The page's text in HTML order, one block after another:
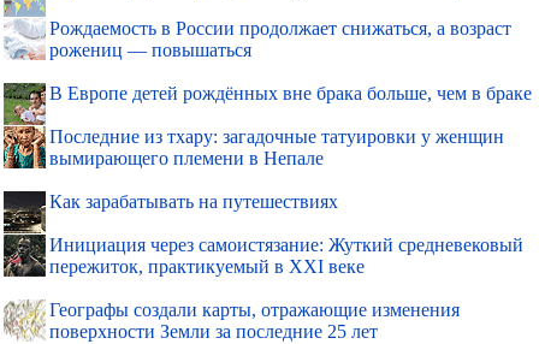
Рождаемость в России продолжает снижаться, а возраст
рожениц — повышаться
В Европе детей рождённых вне брака больше, чем в браке
Последние из тхару: загадочные татуировки у женщин
вымирающего племени в Непале
Как зарабатывать на путешествиях
Инициация через самоистязание: Жуткий средневековый
пережиток, практикуемый в XXI веке
Географы создали карты, отражающие изменения
поверхности Земли за последние 25 лет